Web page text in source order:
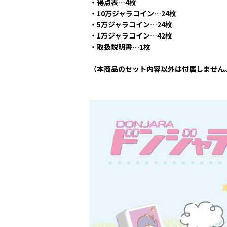
・得点表…4枚
・10万ジャラコイン…24枚
・5万ジャラコイン…24枚
・1万ジャラコイン…42枚
・取扱説明書…1枚
（本商品のセット内容以外は付属しません